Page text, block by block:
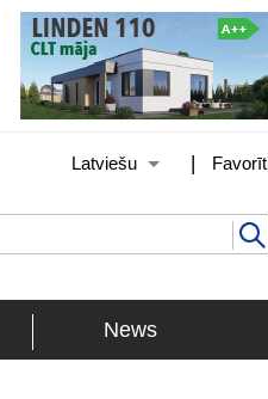
|
Latviešu
News